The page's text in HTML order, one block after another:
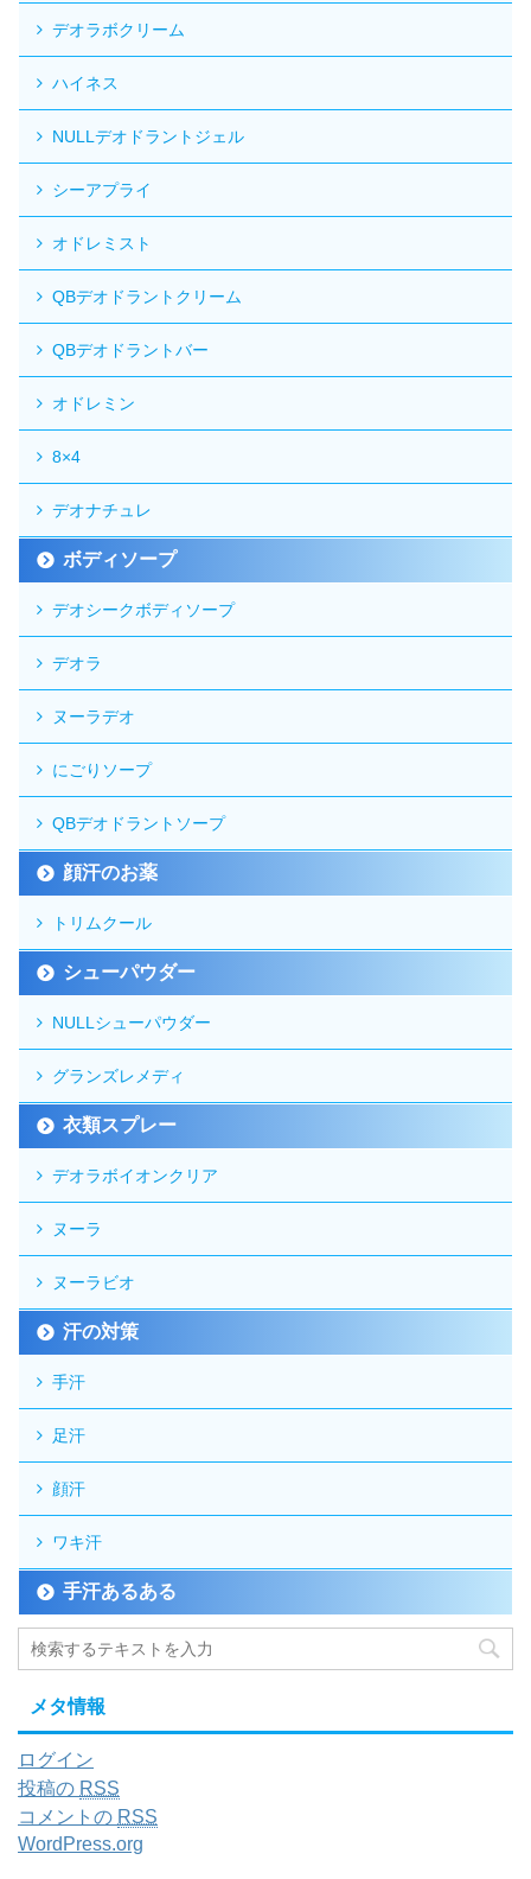
デオラボクリーム
ハイネス
NULLデオドラントジェル
シーアプライ
オドレミスト
QBデオドラントクリーム
QBデオドラントバー
オドレミン
8×4
デオナチュレ
ボディソープ
デオシークボディソープ
デオラ
ヌーラデオ
にごりソープ
QBデオドラントソープ
顔汗のお薬
トリムクール
シューパウダー
NULLシューパウダー
グランズレメディ
衣類スプレー
デオラボイオンクリア
ヌーラ
ヌーラビオ
汗の対策
手汗
足汗
顔汗
ワキ汗
手汗あるある
メタ情報
ログイン
投稿の RSS
コメントの RSS
WordPress.org